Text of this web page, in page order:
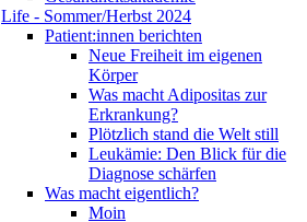
Life - Sommer/Herbst 2024
Patient:innen berichten
Neue Freiheit im eigenen
Körper
Was macht Adipositas zur
Erkrankung?
Plötzlich stand die Welt still
Leukämie: Den Blick für die
Diagnose schärfen
Was macht eigentlich?
Moin